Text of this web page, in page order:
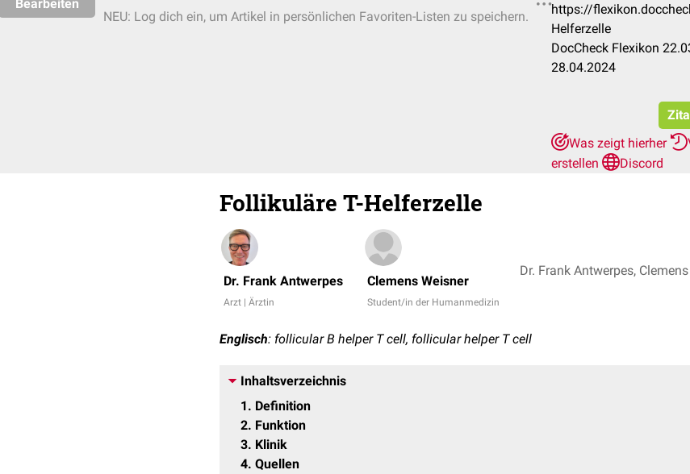
Bearbeiten
NEU: Log dich ein, um Artikel in persönlichen Favoriten-Listen zu speichern.
https://
Helferzelle
DocCheck Flexikon
28.04.2024
Was zeigt hierher
erstellen
Discord
Follikuläre T-Helferzelle
Dr. Frank Antwerpes
Arzt | Ärztin
Clemens Weisner
Student/in der Humanmedizin
Dr. Frank Antwerpes,
Englisch: follicular B helper T cell, follicular helper T cell
Inhaltsverzeichnis
1
Definition
2 Funktion
3 Klinik
4 Quellen